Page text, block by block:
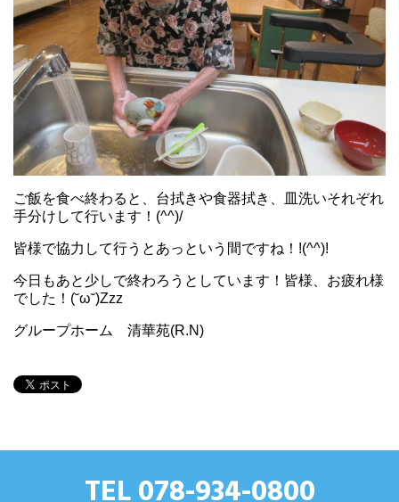
ご飯を食べ終わると、台拭きや食器拭き、皿洗いそれぞれ
手分けして行います！(^^)/
皆様で協力して行うとあっという間ですね！!(^^)!
今日もあと少しで終わろうとしています！皆様、お疲れ様
でした！(˘ω˘)Zzz
グループホーム 清華苑(R.N)